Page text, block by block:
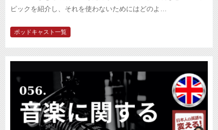
ピックを紹介し、それを使わないためにはどのよ…
ポッドキャスト一覧